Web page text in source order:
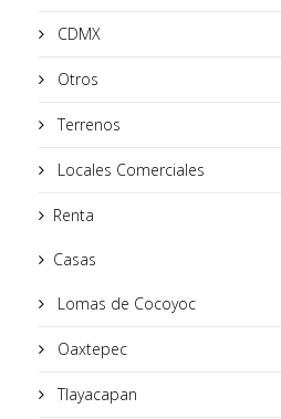
CDMX
Otros
Terrenos
Locales Comerciales
Renta
Casas
Lomas de Cocoyoc
Oaxtepec
Tlayacapan